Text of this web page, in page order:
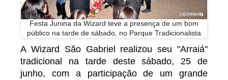
Festa Junina da Wizard teve a presença de um bom
público na tarde de sábado, no Parque Tradicionalista
A Wizard São Gabriel realizou seu "Arraiá"
tradicional na tarde deste sábado, 25 de
junho, com a participação de um grande